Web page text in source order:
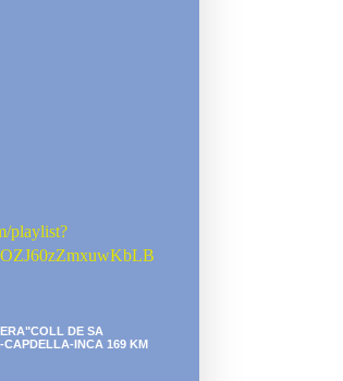
playlist?
DE SA
INCA 169 KM